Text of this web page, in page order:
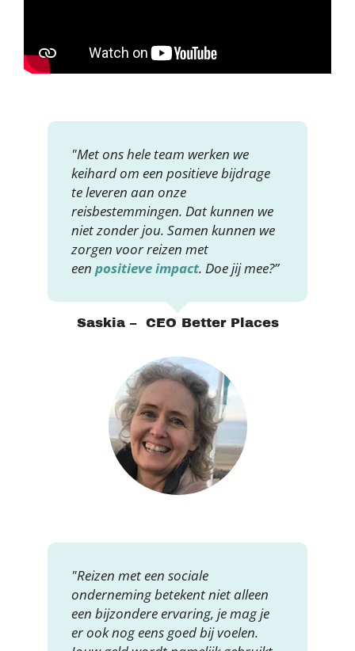
"Met ons hele team werken we
keihard om een positieve bijdrage
te leveren aan onze
reisbestemmingen. Dat kunnen we
niet zonder jou. Samen kunnen we
zorgen voor reizen met
een positieve impact. Doe jij mee?”
Saskia – CEO Better Places
"Reizen met een sociale
onderneming betekent niet alleen
een bijzondere ervaring, je mag je
er ook nog eens goed bij voelen.